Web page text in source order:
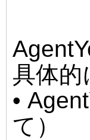
具体
•
て）